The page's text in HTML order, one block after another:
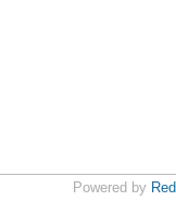
Powered by